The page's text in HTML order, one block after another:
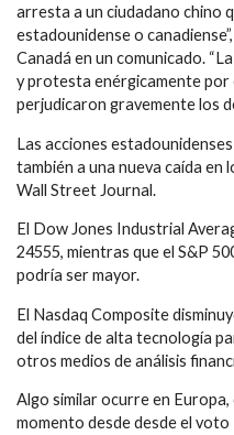
arresta a un ciudadano chino
estadounidense o
Canadá en un comunicado.
y protesta enérgicamente por
perjudicaron gravemente los
Las acciones
también a una nueva caída
Wall Street Journal.
El Dow Jones Industrial
24555, mientras que el S&P
podría ser mayor.
El Nasdaq Composite
del índice de alta tecnología
otros medios de análisis
Algo similar ocurre en
momento desde desde el voto